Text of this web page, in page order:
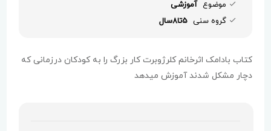
موضوع آموزشی
گروه سنی 5تا8سال
کتاب بادامک اثرخانم کلرژوبرت کار بزرگ را به کودکان درزمانی که
دچار مشکل شدند آموزش میدهد